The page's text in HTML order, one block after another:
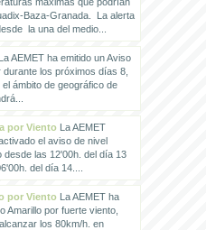
Baza-Granada. La alerta
la una del medio...
AEMET ha emitido un Aviso
los próximos días 8,
ámbito de geográfico de
por VientoLa AEMET
el aviso de nivel
desde las 12'00h. del día 13
del día 14....
por VientoLa AEMET ha
Amarillo por fuerte viento,
los 80km/h. en